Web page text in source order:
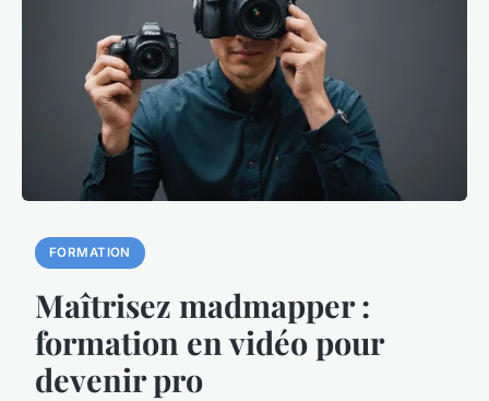
FORMATION
Maîtrisez madmapper :
formation en vidéo pour
devenir pro